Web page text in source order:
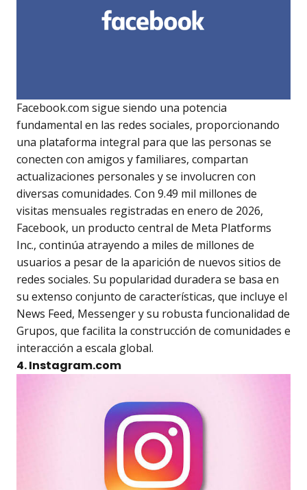
Facebook.com sigue siendo una potencia
fundamental en las redes sociales, proporcionando
una plataforma integral para que las personas se
conecten con amigos y familiares, compartan
actualizaciones personales y se involucren con
diversas comunidades. Con 9.49 mil millones de
visitas mensuales registradas en enero de 2026,
Facebook, un producto central de Meta Platforms
Inc., continúa atrayendo a miles de millones de
usuarios a pesar de la aparición de nuevos sitios de
redes sociales. Su popularidad duradera se basa en
su extenso conjunto de características, que incluye el
News Feed, Messenger y su robusta funcionalidad de
Grupos, que facilita la construcción de comunidades e
interacción a escala global.
4. Instagram.com